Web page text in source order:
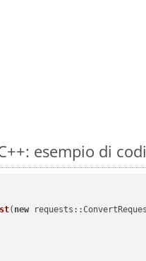
esempio di
( new
,